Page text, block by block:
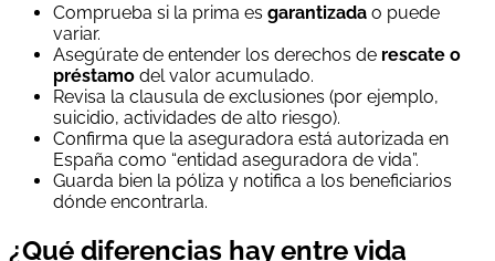
Comprueba si la prima es garantizada o puede
variar.
Asegúrate de entender los derechos de rescate o
préstamo del valor acumulado.
Revisa la clausula de exclusiones (por ejemplo,
suicidio, actividades de alto riesgo).
Confirma que la aseguradora está autorizada en
España como “entidad aseguradora de vida”.
Guarda bien la póliza y notifica a los beneficiarios
dónde encontrarla.
¿Qué diferencias hay entre vida